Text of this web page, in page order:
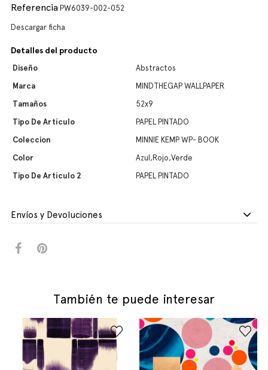
Referencia PW6039-002-052
Descargar ficha
Detalles del producto
Diseño
Abstractos
Marca
MINDTHEGAP WALLPAPER
Tamaños
52x9
Tipo De Artículo
PAPEL PINTADO
Coleccion
MINNIE KEMP WP- BOOK
Color
Azul,Rojo,Verde
Tipo De Artículo 2
PAPEL PINTADO
Envíos y Devoluciones
También te puede interesar